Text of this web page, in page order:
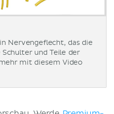
Nervengeflecht, das die
und Teile der
mit diesem Video